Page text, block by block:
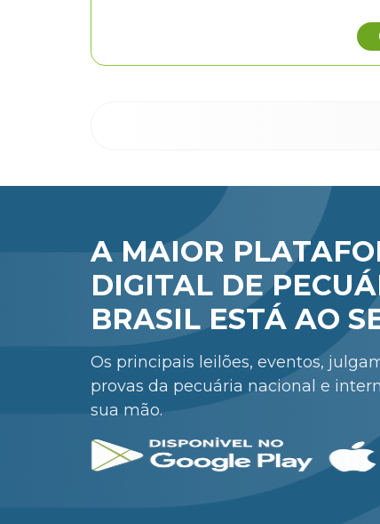
A MAIOR
DIGITAL DE
BRASIL ESTÁ AO
Os principais leilões, eventos,
provas da pecuária nacional e
sua mão.